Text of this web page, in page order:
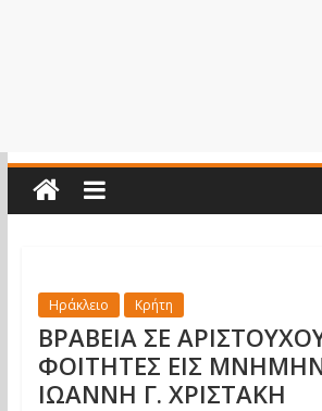
Ηράκλειο Κρήτη
ΒΡΑΒΕΙΑ ΣΕ
ΦΟΙΤΗΤΕΣ ΕΙΣ
ΙΩΑΝΝΗ Γ. ΧΡΙΣΤΑΚΗ